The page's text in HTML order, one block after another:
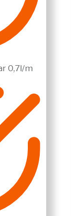
0,7l/m